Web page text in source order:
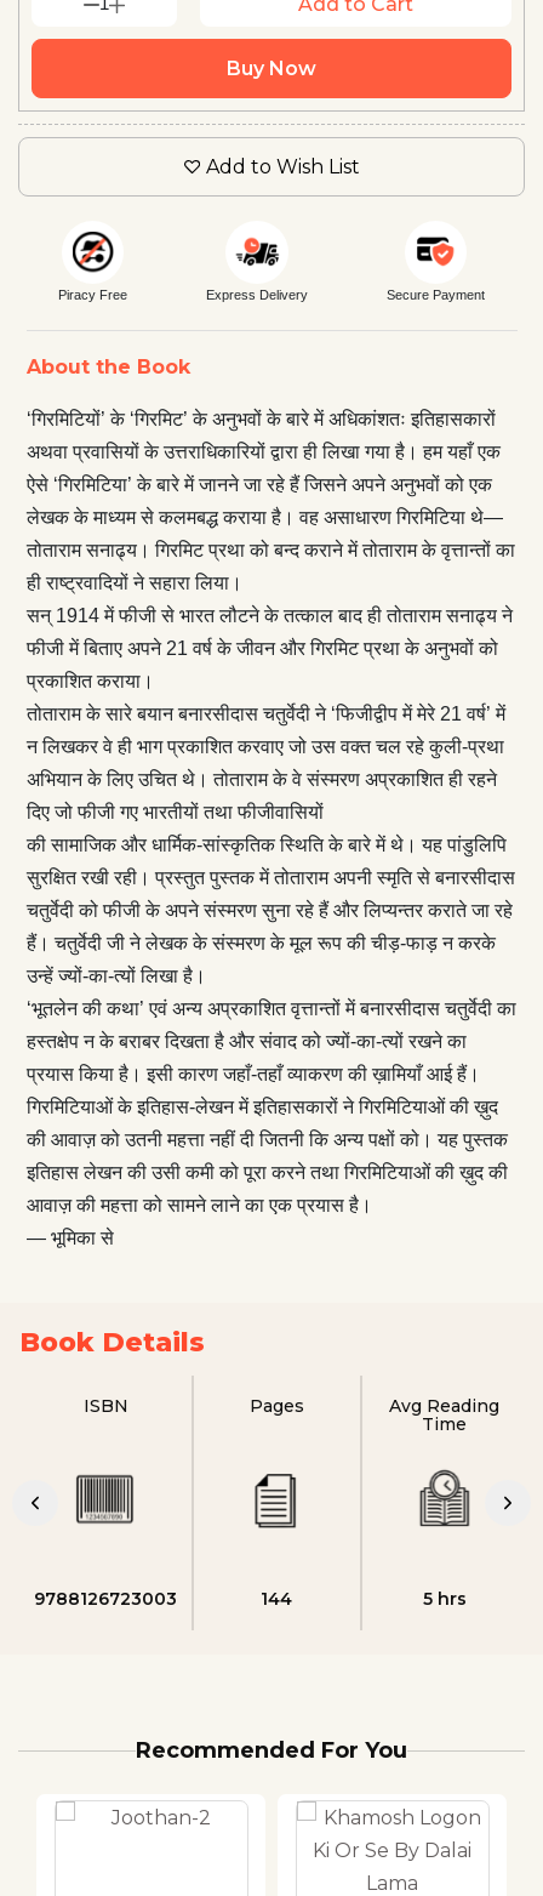
Buy Now
Add to Wish List
Piracy Free Express Delivery Secure Payment
About the Book
‘गिरमिटियों’ के ‘गिरमिट’ के अनुभवों के बारे में अधिकांशतः इतिहासकारों
अथवा प्रवासियों के उत्तराधिकारियों द्वारा ही लिखा गया है। हम यहाँ एक
ऐसे ‘गिरमिटिया’ के बारे में जानने जा रहे हैं जिसने अपने अनुभवों को एक
लेखक के माध्यम से कलमबद्ध कराया है। वह असाधारण गिरमिटिया थे—
तोताराम सनाढ्य। गिरमिट प्रथा को बन्द कराने में तोताराम के वृत्तान्तों का
ही राष्ट्रवादियों ने सहारा लिया।
सन् 1914 में फीजी से भारत लौटने के तत्काल बाद ही तोताराम सनाढ्य ने
फीजी में बिताए अपने 21 वर्ष के जीवन और गिरमिट प्रथा के अनुभवों को
प्रकाशित कराया।
तोताराम के सारे बयान बनारसीदास चतुर्वेदी ने ‘फिजीद्वीप में मेरे 21 वर्ष’ में
न लिखकर वे ही भाग प्रकाशित करवाए जो उस वक्त चल रहे कुली-प्रथा
अभियान के लिए उचित थे। तोताराम के वे संस्मरण अप्रकाशित ही रहने
दिए जो फीजी गए भारतीयों तथा फीजीवासियों
की सामाजिक और धार्मिक-सांस्कृतिक स्थिति के बारे में थे। यह पांडुलिपि
सुरक्षित रखी रही। प्रस्तुत पुस्तक में तोताराम अपनी स्मृति से बनारसीदास
चतुर्वेदी को फीजी के अपने संस्मरण सुना रहे हैं और लिप्यन्तर कराते जा रहे
हैं। चतुर्वेदी जी ने लेखक के संस्मरण के मूल रूप की चीड़-फाड़ न करके
उन्हें ज्यों-का-त्यों लिखा है।
‘भूतलेन की कथा’ एवं अन्य अप्रकाशित वृत्तान्तों में बनारसीदास चतुर्वेदी का
हस्तक्षेप न के बराबर दिखता है और संवाद को ज्यों-का-त्यों रखने का
प्रयास किया है। इसी कारण जहाँ-तहाँ व्याकरण की ख़ामियाँ आई हैं।
गिरमिटियाओं के इतिहास-लेखन में इतिहासकारों ने गिरमिटियाओं की ख़ुद
की आवाज़ को उतनी महत्ता नहीं दी जितनी कि अन्य पक्षों को। यह पुस्तक
इतिहास लेखन की उसी कमी को पूरा करने तथा गिरमिटियाओं की ख़ुद की
आवाज़ की महत्ता को सामने लाने का एक प्रयास है।
— भूमिका से
Book Details
ISBN
9788126723003
Pages
144
Avg Reading
Time
5 hrs
Recommended For You